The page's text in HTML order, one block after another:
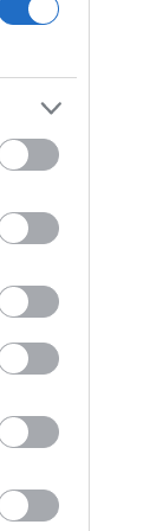
lähde, ja
Mansikat
solujen kasvua
ovat myös
voi johtaa